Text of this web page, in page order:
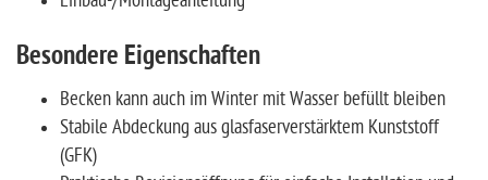
Besondere Eigenschaften
Becken kann auch im Winter mit Wasser befüllt bleiben
Stabile Abdeckung aus glasfaserverstärktem Kunststoff
(GFK)